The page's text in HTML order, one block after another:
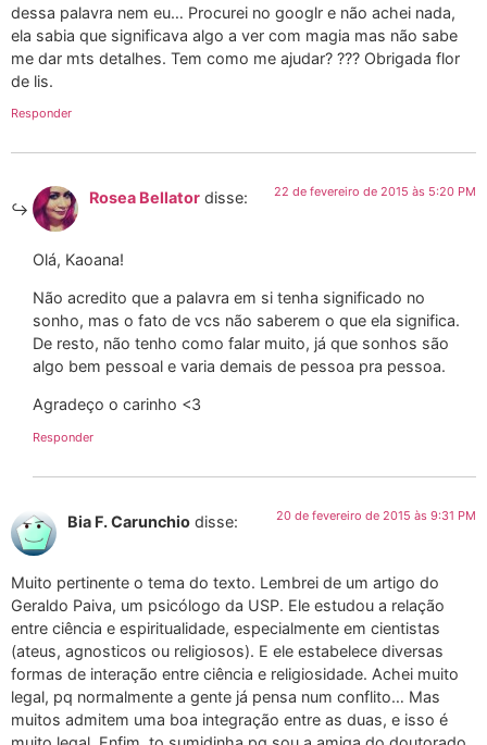
dessa palavra nem eu… Procurei no googlr e não achei nada,
ela sabia que significava algo a ver com magia mas não sabe
me dar mts detalhes. Tem como me ajudar? ??? Obrigada flor
de lis.
Responder
Rosea Bellator disse: 22 de fevereiro de 2015 às 5:20 PM
Olá, Kaoana!
Não acredito que a palavra em si tenha significado no
sonho, mas o fato de vcs não saberem o que ela significa.
De resto, não tenho como falar muito, já que sonhos são
algo bem pessoal e varia demais de pessoa pra pessoa.
Agradeço o carinho <3
Responder
Bia F. Carunchio disse: 20 de fevereiro de 2015 às 9:31 PM
Muito pertinente o tema do texto. Lembrei de um artigo do
Geraldo Paiva, um psicólogo da USP. Ele estudou a relação
entre ciência e espiritualidade, especialmente em cientistas
(ateus, agnosticos ou religiosos). E ele estabelece diversas
formas de interação entre ciência e religiosidade. Achei muito
legal, pq normalmente a gente já pensa num conflito… Mas
muitos admitem uma boa integração entre as duas, e isso é